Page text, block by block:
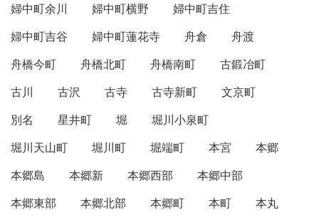
婦中町余川
婦中町横野
婦中町吉住
婦中町吉谷
婦中町蓮花寺 舟倉
舟渡
舟橋今町
舟橋北町 舟橋南町
古鍛冶町
古川
古沢 古寺 古寺新町
文京町
別名
星井町 堀
堀川小泉町
堀川天山町
堀川町 堀端町 本宮
本郷
本郷島
本郷新 本郷西部
本郷中部
本郷東部
本郷北部 本郷町 本町
本丸